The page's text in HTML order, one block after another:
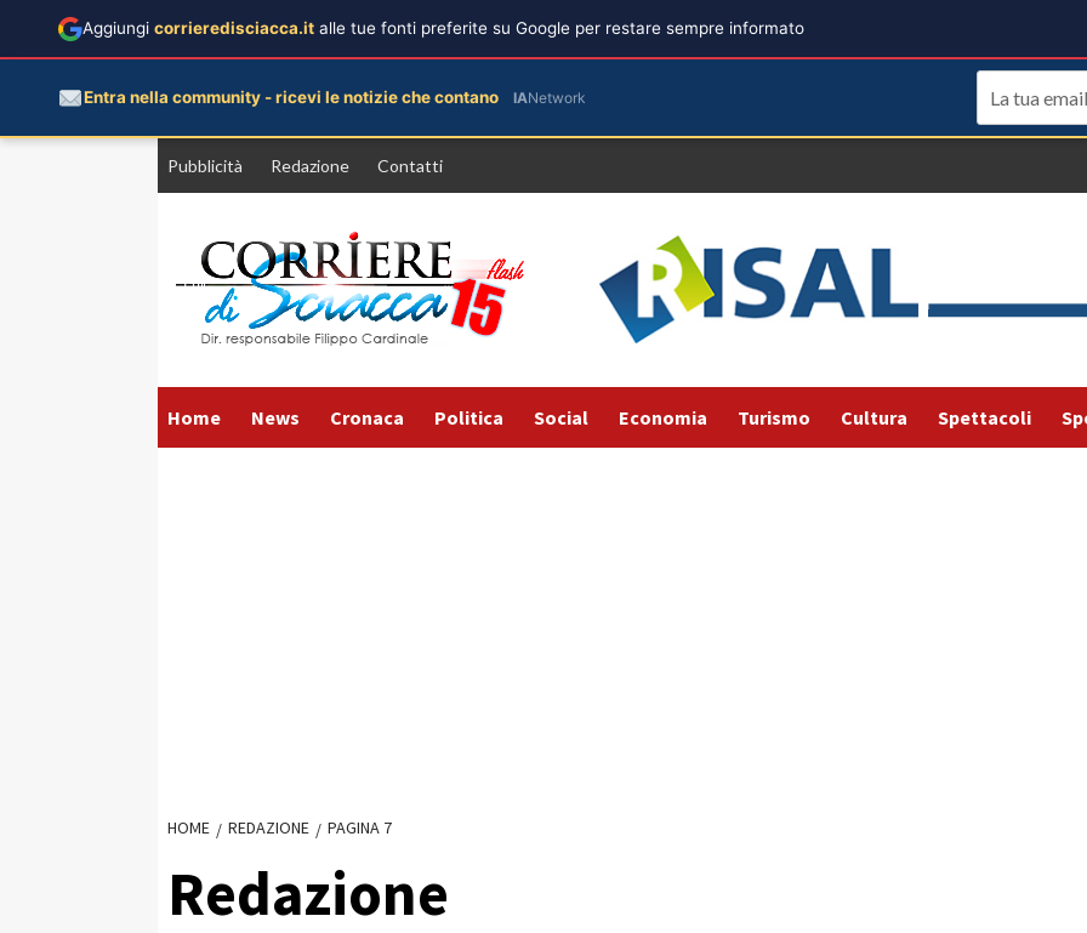
Pubblicità Redazione Contatti
Home News Cronaca Politica Social Economia Turismo Cultura Spettacoli
HOME REDAZIONE PAGINA 7
Redazione
Aggiungi corrieredisciacca.it alle tue fonti preferite su Google per restare sempre informato
Entra nella community - ricevi le notizie che contano IANetwork